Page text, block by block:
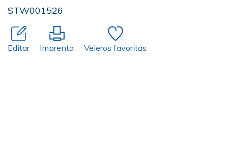
STW001526
Editar Imprenta Veleros favoritas